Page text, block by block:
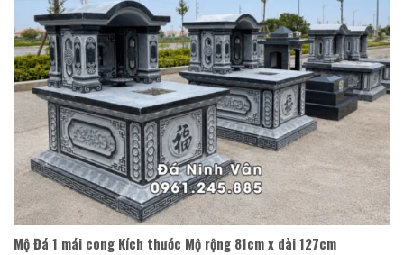
Mộ Đá 1 mái cong Kích thước Mộ rộng 81cm x dài 127cm